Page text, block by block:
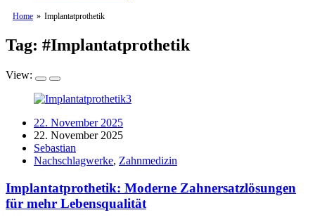
Home » Implantatprothetik
Tag: #Implantatprothetik
View:
22. November 2025
22. November 2025
Sebastian
Nachschlagwerke, Zahnmedizin
Implantatprothetik: Moderne Zahnersatzlösungen
für mehr Lebensqualität